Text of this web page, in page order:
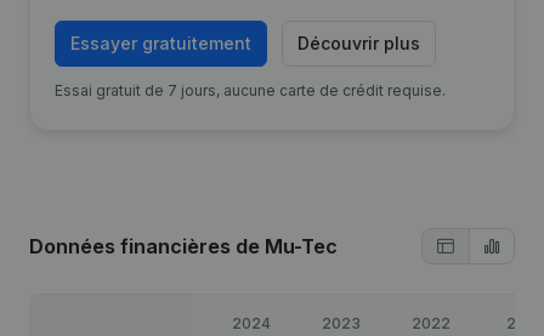
Essayer gratuitement Découvrir plus
Essai gratuit de 7 jours, aucune carte de crédit requise.
Données financières de Mu-Tec
2024 2023 2022 2021